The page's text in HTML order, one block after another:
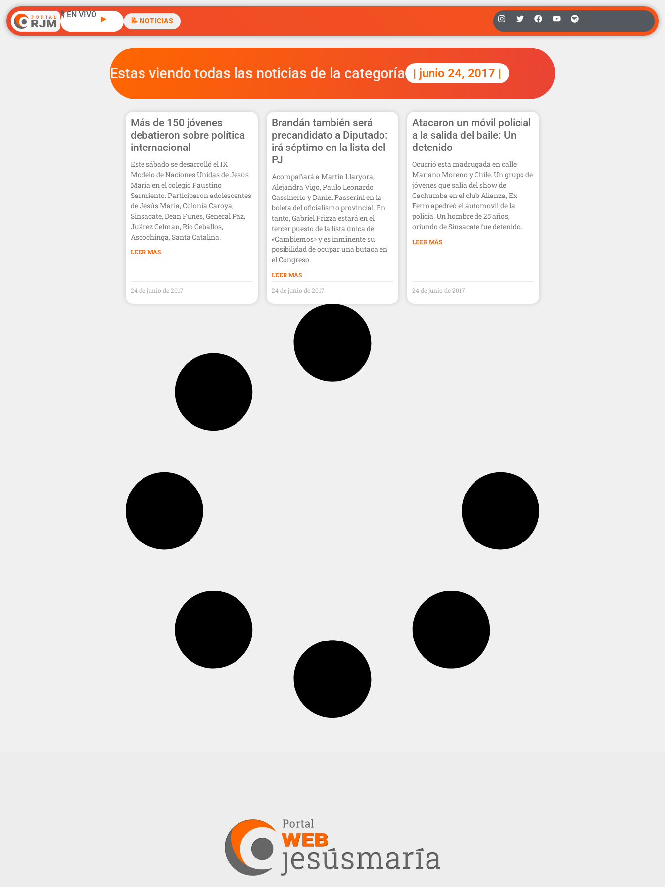
🎙️ EN VIVO ▶ 📝 NOTICIAS
Estas viendo todas las noticias de la categoría | junio 24, 2017 |
Más de 150 jóvenes
debatieron sobre política
internacional
Este sábado se desarrolló el IX
Modelo de Naciones Unidas de Jesús
María en el colegio Faustino
Sarmiento. Participaron adolescentes
de Jesús María, Colonia Caroya,
Sinsacate, Dean Funes, General Paz,
Juárez Celman, Río Ceballos,
Ascochinga, Santa Catalina.
LEER MÁS
24 de junio de 2017
Brandán también será
precandidato a Diputado:
irá séptimo en la lista del
PJ
Acompañará a Martín Llaryora,
Alejandra Vigo, Paulo Leonardo
Cassinerio y Daniel Passerini en la
boleta del oficialismo provincial. En
tanto, Gabriel Frizza estará en el
tercer puesto de la lista única de
«Cambiemos» y es inminente su
posibilidad de ocupar una butaca en
el Congreso.
LEER MÁS
24 de junio de 2017
Atacaron un móvil policial
a la salida del baile: Un
detenido
Ocurrió esta madrugada en calle
Mariano Moreno y Chile. Un grupo de
jóvenes que salía del show de
Cachumba en el club Alianza, Ex
Ferro apedreó el automovil de la
policía. Un hombre de 25 años,
oriundo de Sinsacate fue detenido.
LEER MÁS
24 de junio de 2017